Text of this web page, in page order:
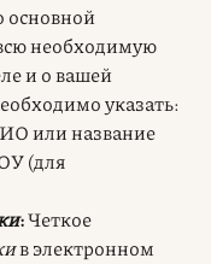
основной
необходимую
и о вашей
указать:
или название
(для
:Четкое
в электронном